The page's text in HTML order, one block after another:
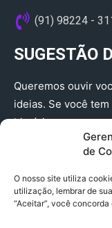
de
O nosso site utiliza
utilização, lembrar de
“Aceitar”, você
(91) 98224 -
SUGESTÃO
Queremos ouvir
ideias. Se você
história que
(91) 98224 -